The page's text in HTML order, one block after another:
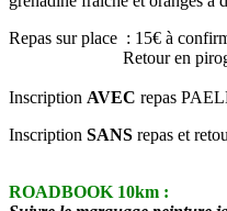
Repas sur place : 15€ à
Retour en
Inscription AVEC repas
Inscription SANS repas et
ROADBOOK 10km :